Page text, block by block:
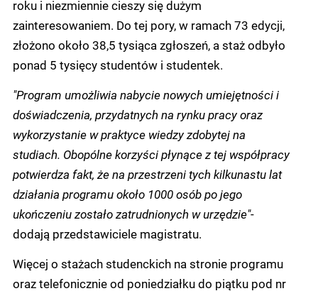
roku i niezmiennie cieszy się dużym
zainteresowaniem. Do tej pory, w ramach 73 edycji,
złożono około 38,5 tysiąca zgłoszeń, a staż odbyło
ponad 5 tysięcy studentów i studentek.
"Program umożliwia nabycie nowych umiejętności i
doświadczenia, przydatnych na rynku pracy oraz
wykorzystanie w praktyce wiedzy zdobytej na
studiach. Obopólne korzyści płynące z tej współpracy
potwierdza fakt, że na przestrzeni tych kilkunastu lat
działania programu około 1000 osób po jego
ukończeniu zostało zatrudnionych w urzędzie"-
dodają przedstawiciele magistratu.
Więcej o stażach studenckich na stronie programu
oraz telefonicznie od poniedziałku do piątku pod nr